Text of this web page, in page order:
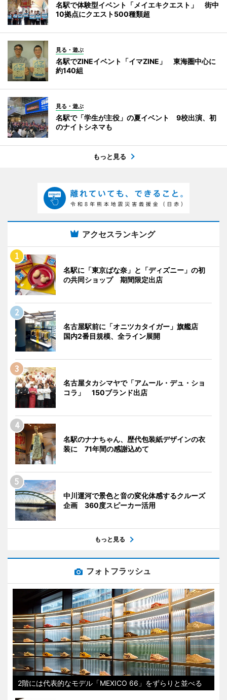
名駅で体験型イベント「メイエキクエスト」 街中
10拠点にクエスト500種類超
見る・遊ぶ
名駅でZINEイベント「イマZINE」 東海圏中心に
約140組
見る・遊ぶ
名駅で「学生が主役」の夏イベント 9校出演、初
のナイトシネマも
もっと見る
アクセスランキング
名駅に「東京ばな奈」と「ディズニー」の初
の共同ショップ 期間限定出店
名古屋駅前に「オニツカタイガー」旗艦店
国内2番目規模、全ライン展開
名古屋タカシマヤで「アムール・デュ・ショ
コラ」 150ブランド出店
名駅のナナちゃん、歴代包装紙デザインの衣
装に 71年間の感謝込めて
中川運河で景色と音の変化体感するクルーズ
企画 360度スピーカー活用
もっと見る
フォトフラッシュ
2階には代表的なモデル「MEXICO 66」をずらりと並べる